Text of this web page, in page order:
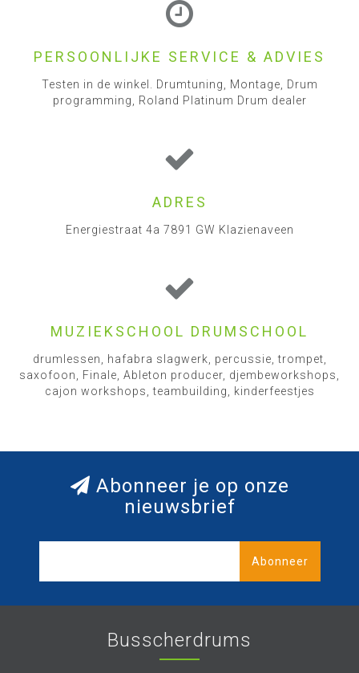
PERSOONLIJKE SERVICE & ADVIES
Testen in de winkel. Drumtuning, Montage, Drum
programming, Roland Platinum Drum dealer
ADRES
Energiestraat 4a 7891 GW Klazienaveen
MUZIEKSCHOOL DRUMSCHOOL
drumlessen, hafabra slagwerk, percussie, trompet,
saxofoon, Finale, Ableton producer, djembeworkshops,
cajon workshops, teambuilding, kinderfeestjes
Abonneer je op onze
nieuwsbrief
Abonneer
Busscherdrums